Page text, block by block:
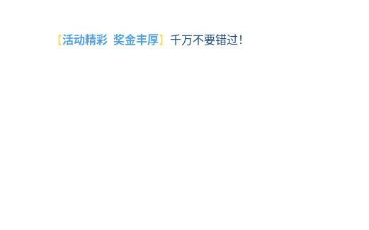
【活动精彩 奖金丰厚】 千万不要错过！